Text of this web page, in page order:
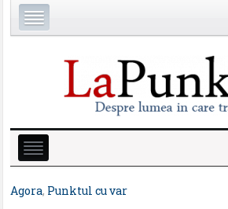
Agora, Punktul cu var